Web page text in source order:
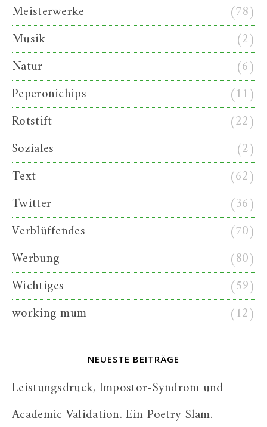
Meisterwerke
(78)
Musik
(2)
Natur
(6)
Peperonichips
(11)
Rotstift
(22)
Soziales
(2)
Text
(62)
Twitter
(36)
Verblüffendes
(70)
Werbung
(80)
Wichtiges
(59)
working mum
(12)
NEUESTE BEITRÄGE
Leistungsdruck, Impostor-Syndrom und
Academic Validation. Ein Poetry Slam.